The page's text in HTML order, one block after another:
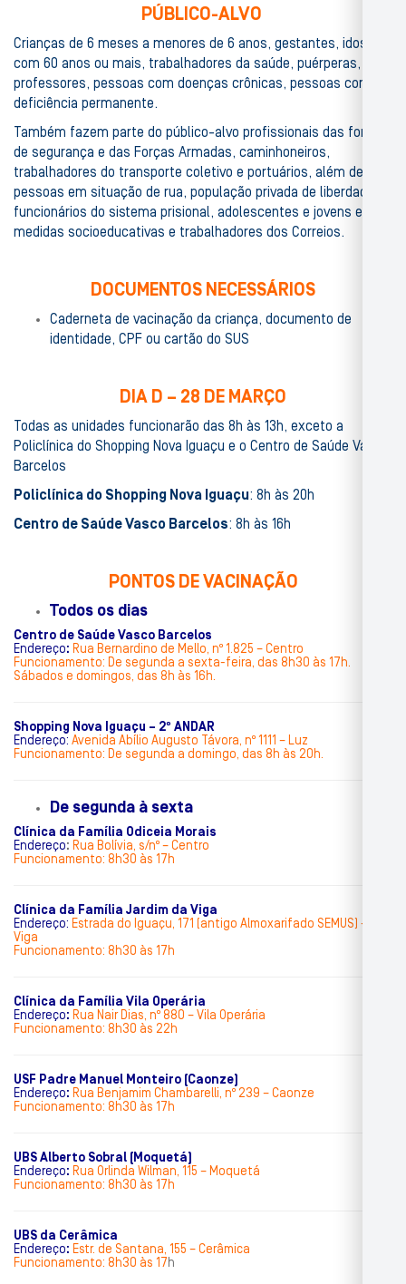
PÚBLICO-ALVO
Crianças de 6 meses a menores de 6 anos, gestantes, idosos
com 60 anos ou mais, trabalhadores da saúde, puérperas,
professores, pessoas com doenças crônicas, pessoas com
deficiência permanente.
Também fazem parte do público-alvo profissionais das forças
de segurança e das Forças Armadas, caminhoneiros,
trabalhadores do transporte coletivo e portuários, além de
pessoas em situação de rua, população privada de liberdade e
funcionários do sistema prisional, adolescentes e jovens em
medidas socioeducativas e trabalhadores dos Correios.
DOCUMENTOS NECESSÁRIOS
Caderneta de vacinação da criança, documento de
identidade, CPF ou cartão do SUS
DIA D – 28 DE MARÇO
Todas as unidades funcionarão das 8h às 13h, exceto a
Policlínica do Shopping Nova Iguaçu e o Centro de Saúde Vasco
Barcelos
Policlínica do Shopping Nova Iguaçu: 8h às 20h
Centro de Saúde Vasco Barcelos: 8h às 16h
PONTOS DE VACINAÇÃO
Todos os dias
Centro de Saúde Vasco Barcelos
Endereço: Rua Bernardino de Mello, nº 1.825 – Centro
Funcionamento: De segunda a sexta-feira, das 8h30 às 17h.
Sábados e domingos, das 8h às 16h.
Shopping Nova Iguaçu – 2º ANDAR
Endereço: Avenida Abílio Augusto Távora, nº 1111 – Luz
Funcionamento: De segunda a domingo, das 8h às 20h.
De segunda à sexta
Clínica da Família Odiceia Morais
Endereço: Rua Bolívia, s/nº – Centro
Funcionamento: 8h30 às 17h
Clínica da Família Jardim da Viga
Endereço: Estrada do Iguaçu, 171 (antigo Almoxarifado SEMUS) – Da
Viga
Funcionamento: 8h30 às 17h
Clínica da Família Vila Operária
Endereço: Rua Nair Dias, nº 880 – Vila Operária
Funcionamento: 8h30 às 22h
USF Padre Manuel Monteiro (Caonze)
Endereço: Rua Benjamim Chambarelli, nº 239 – Caonze
Funcionamento: 8h30 às 17h
UBS Alberto Sobral (Moquetá)
Endereço: Rua Orlinda Wilman, 115 – Moquetá
Funcionamento: 8h30 às 17h
UBS da Cerâmica
Endereço: Estr. de Santana, 155 – Cerâmica
Funcionamento: 8h30 às 17h